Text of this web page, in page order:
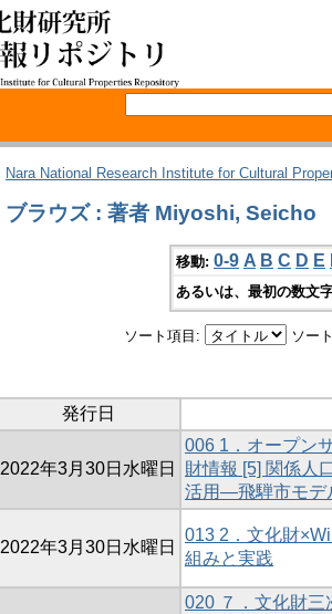
Nara National Research Institute for Cultural
ブラウズ : 著者 Miyoshi, Seicho
移動: 0-9 A B C D E
あるいは、最初の数文
ソート項目: ソー
発行日
2022年3月30日水曜日
006 1．オープン
財情報 [5] 関係人
活用―飛騨市モ
2022年3月30日水曜日
013 2．文化財
組みと実践
020 ７．文化財三